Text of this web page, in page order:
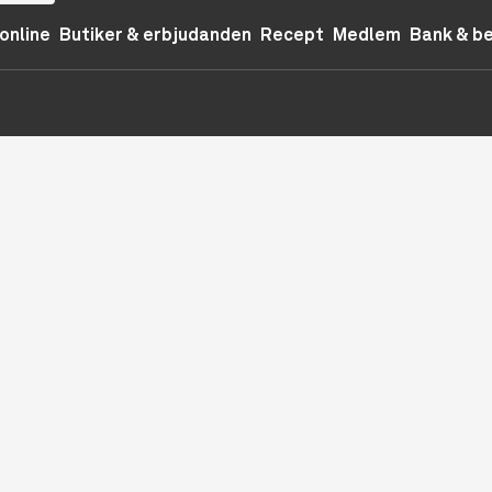
Butiker & erbjudanden Recept Medlem Bank &